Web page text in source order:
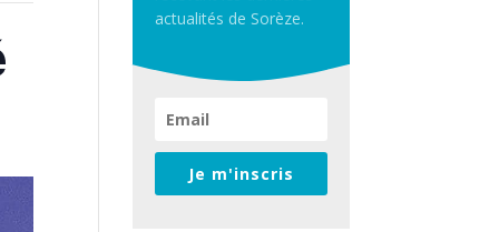
actualités de Sorèze.
Je m'inscris